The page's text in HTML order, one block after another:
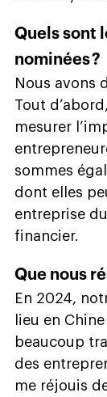
Quels sont
nominées ?
Nous avons
Tout
mesurer
sommes
dont elles
entreprise
financier.
Que nous
En 2024,
lieu en
beaucoup
des
me réjouis